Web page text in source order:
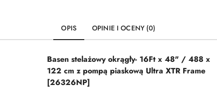
OPIS OPINIE I OCENY (0)
Basen stelażowy okrągły- 16Ft x 48" / 488 x
122 cm z pompą piaskową Ultra XTR Frame
[26326NP]